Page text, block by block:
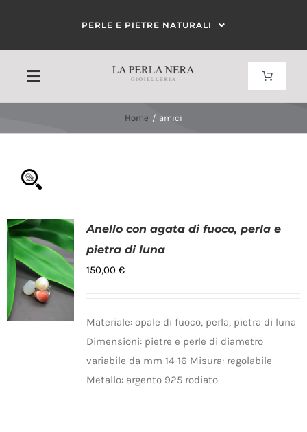
contenuto
PERLE E PIETRE NATURALI
Toggle
Navigation
HOME
PRODOTTI
Toggle
Home amici
Filtra per colore
Categorie prodotto
(1)
(1)
Anello con agata di fuoco, perla e
pietra di luna
150,00 €
Materiale: opale di fuoco, perla, pietra di luna
Dimensioni: pietre e perle di diametro
variabile da mm 14-16 Misura: regolabile
Metallo: argento 925 rodiato